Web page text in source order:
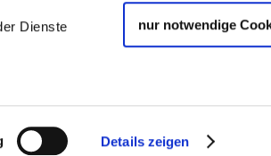
Dienste
Details zeigen
nur notwendige
der